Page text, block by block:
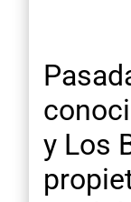
y Los